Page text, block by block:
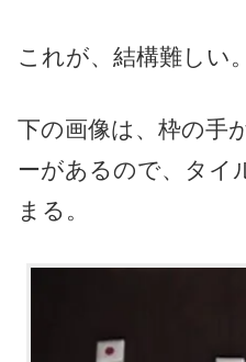
これが、結構難しい。
下の画像は、枠の手
ーがあるので、タイ
まる。